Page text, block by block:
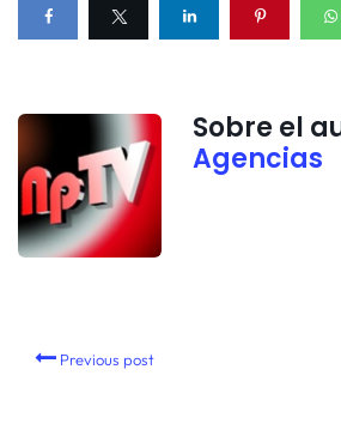
Sobre el
Agencias
Previous post